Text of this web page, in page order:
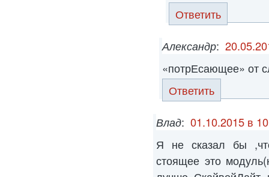
Ответить
Александр:
«потрЕсающее» от
Ответить
Влад: 01.10.2015 в
Я не сказал бы
стоящее это